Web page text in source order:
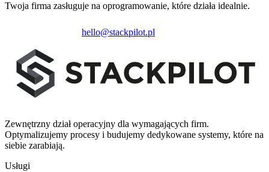
Twoja firma zasługuje na oprogramowanie, które działa idealnie.
hello@stackpilot.pl
Zewnętrzny dział operacyjny dla wymagających firm.
Optymalizujemy procesy i budujemy dedykowane systemy, które na
siebie zarabiają.
Usługi